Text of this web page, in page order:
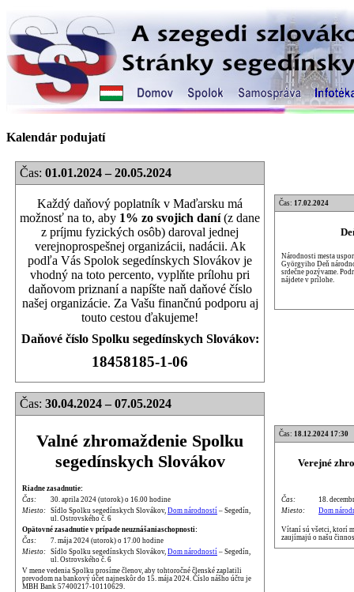
Kalendár podujatí
Čas: 01.01.2024 – 20.05.2024
Každý daňový poplatník v Maďarsku má
možnosť na to, aby 1% zo svojich daní(z dane
z príjmu fyzických osôb) daroval jednej
verejnoprospešnej organizácii, nadácii. Ak
podľa Vás Spolok segedínskych Slovákov je
vhodný na toto percento, vyplňte prílohu pri
daňovom priznaní a napíšte naň daňové číslo
našej organizácie. Za Vašu finančnú podporu aj
touto cestou ďakujeme!
Daňové číslo Spolku segedínskych Slovákov:
18458185-1-06
Čas: 17.02.2024
Národnosti mesta
Györgyiho Deň
srdečne pozývame.
nájdete v prílohe.
Čas: 30.04.2024 – 07.05.2024
Valné zhromaždenie Spolku
segedínskych Slovákov
Riadne zasadnutie:
Čas:
30. aprila 2024 (utorok) o 16.00 hodine
Miesto: Sídlo Spolku segedínskych Slovákov, Dom národností – Segedín,
ul. Ostrovského č. 6
Opätovné zasadnutie v prípade neuznášaniaschopnosti:
Čas:
7. mája 2024 (utorok) o 17.00 hodine
Miesto: Sídlo Spolku segedínskych Slovákov, Dom národností – Segedín,
ul. Ostrovského č. 6
V mene vedenia Spolku prosíme členov, aby tohtoročné členské zaplatili
prevodom na bankový účet najneskôr do 15. mája 2024. Číslo nášho účtu je
MBH Bank 57400217-10110629.
Čas: 18.12.2024 17:30
Verejné
Čas:
18.
Miesto:
Dom
Vítaní sú všetci, ktorí
zaujímajú o našu